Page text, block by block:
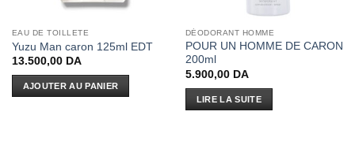
EAU DE TOILLETE
Yuzu Man caron 125ml EDT
13.500,00 DA
AJOUTER AU PANIER
DÉODORANT HOMME
POUR UN HOMME DE CARON
200ml
5.900,00 DA
LIRE LA SUITE